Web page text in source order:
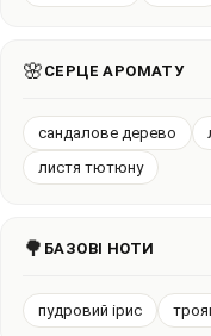
🌸 СЕРЦЕ АРОМАТУ
сандалове дерево
листя тютюну
🌳 БАЗОВІ НОТИ
пудровий ірис